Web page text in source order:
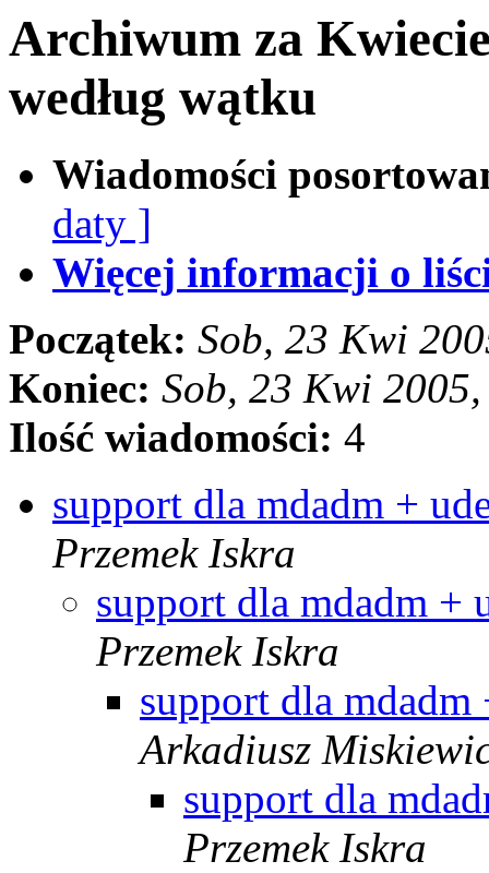
Archiwum za
według wątku
Wiadomości
daty ]
Więcej informacji o
Początek: Sob, 23 Kwi
Koniec: Sob, 23 Kwi
Ilość wiadomości: 4
support dla mdadm +
Przemek Iskra
support dla mdadm +
Przemek Iskra
support dla
Arkadiusz
support dla
Przemek Iskra